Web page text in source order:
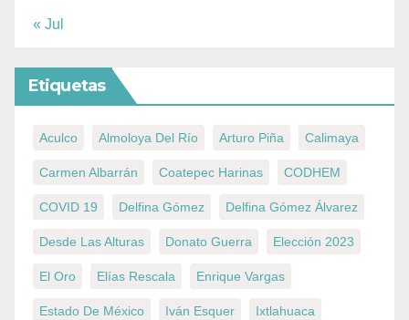
« Jul
Etiquetas
Aculco Almoloya Del Río Arturo Piña Calimaya
Carmen Albarrán Coatepec Harinas CODHEM
COVID 19 Delfina Gómez Delfina Gómez Álvarez
Desde Las Alturas Donato Guerra Elección 2023
El Oro Elías Rescala Enrique Vargas
Estado De México Iván Esquer Ixtlahuaca